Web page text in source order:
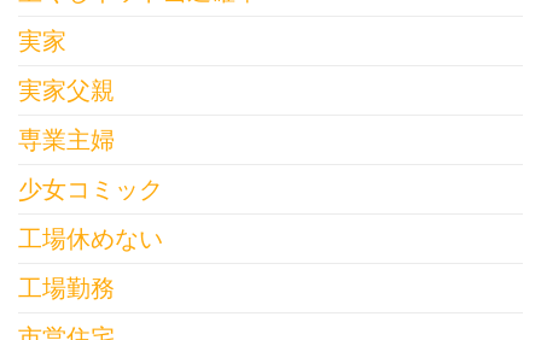
実家
実家父親
専業主婦
少女コミック
工場休めない
工場勤務